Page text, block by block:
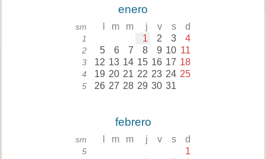
enero
sm m m j v s d
1 1 2 3 4
2 5 6 7 8 9 10 11
3 12 13 14 15 16 17 18
4 19 20 21 22 23 24 25
5 26 27 28 29 30 31
febrero
sm m m j v s d
5 1